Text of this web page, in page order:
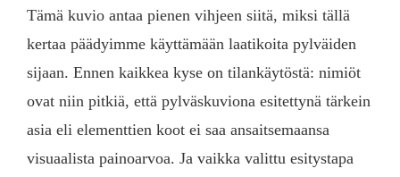
Tämä kuvio antaa pienen vihjeen siitä, miksi tällä
kertaa päädyimme käyttämään laatikoita pylväiden
sijaan. Ennen kaikkea kyse on tilankäytöstä: nimiöt
ovat niin pitkiä, että pylväskuviona esitettynä tärkein
asia eli elementtien koot ei saa ansaitsemaansa
visuaalista painoarvoa. Ja vaikka valittu esitystapa